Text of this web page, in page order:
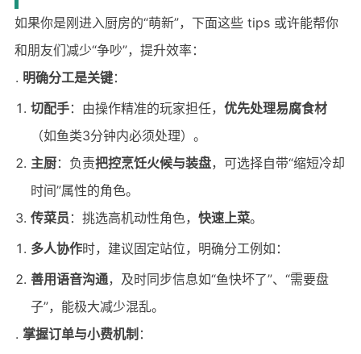
如果你是刚进入厨房的“萌新”，下面这些 tips 或许能帮你
和朋友们减少“争吵”，提升效率：
明确分工是关键：
切配手：由操作精准的玩家担任， 优先处理易腐食材
（如鱼类3分钟内必须处理）。
主厨：负责把控烹饪火候与装盘，可选择自带“缩短冷却
时间”属性的角色。
传菜员 ：挑选高机动性角色， 快速上菜。
多人协作时，建议固定站位，明确分工例如：
善用语音沟通，及时同步信息如“鱼快坏了”、“需要盘
子”，能极大减少混乱。
掌握订单与小费机制 ：